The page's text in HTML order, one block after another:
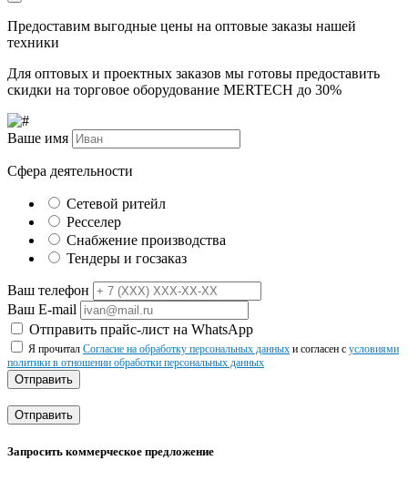
Предоставим выгодные цены на оптовые заказы нашей
техники
Для оптовых и проектных заказов мы готовы предоставить
скидки на торговое оборудование MERTECH до 30%
Ваше имя
Сфера деятельности
Сетевой ритейл
Ресселер
Снабжение производства
Тендеры и госзаказ
Ваш телефон
Ваш E-mail
Отправить прайс-лист на WhatsApp
Я прочитал Согласие на обработку персональных данных и согласен с условиями
политики в отношении обработки персональных данных
Отправить
Отправить
Запросить коммерческое предложение